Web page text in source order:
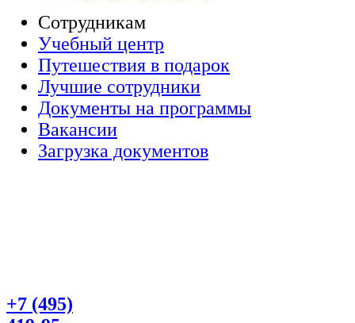
Сотрудникам
Учебный центр
Путешествия в подарок
Лучшие сотрудники
Документы на программы
Вакансии
Загрузка документов
+7 (495)